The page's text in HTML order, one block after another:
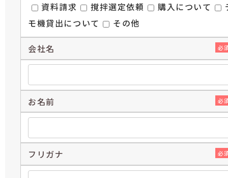
資料請求 撹拌選定依頼 購入について
モ機貸出について
その他
会社名 必
お名前 必
フリガナ 必